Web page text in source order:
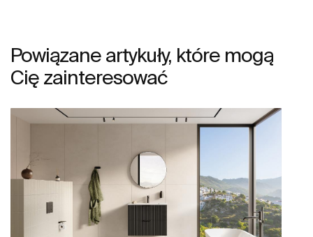
Powiązane artykuły, które mogą
Cię zainteresować